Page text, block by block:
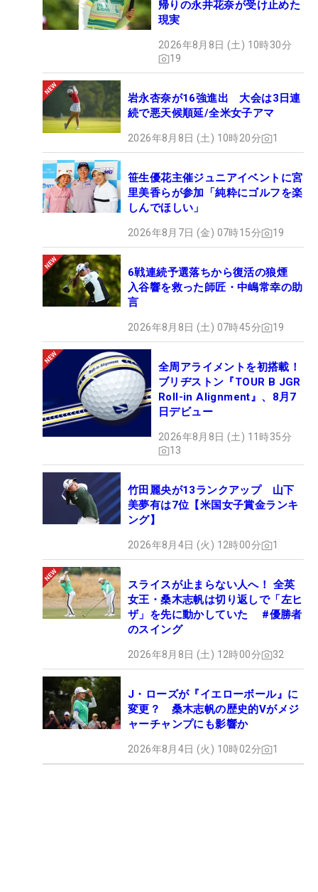
帰りの永井花奈が受け止めた
現実
2026年8月8日 (土) 10時30分
19
岩永杏奈が16強進出 大会は3日連
続で悪天候順延/全米女子アマ
2026年8月8日 (土) 10時20分 1
笹生優花主催ジュニアイベントに宮
里美香らが参加「純粋にゴルフを楽
しんでほしい」
2026年8月7日 (金) 07時15分 19
6戦連続予選落ちから復活の狼煙
入谷響を救った師匠・中嶋常幸の助
言
2026年8月8日 (土) 07時45分 19
全周アライメントを初搭載！
ブリヂストン『TOUR B JGR
Roll-in Alignment』、8月7
日デビュー
2026年8月8日 (土) 11時35分
13
竹田麗央が13ランクアップ 山下
美夢有は7位【米国女子賞金ランキ
ング】
2026年8月4日 (火) 12時00分 1
スライスが止まらない人へ！ 全英
女王・桑木志帆は切り返しで「左ヒ
ザ」を先に動かしていた #優勝者
のスイング
2026年8月8日 (土) 12時00分 32
J・ローズが『イエローボール』に
変更？ 桑木志帆の歴史的Vがメジ
ャーチャンプにも影響か
2026年8月4日 (火) 10時02分 1